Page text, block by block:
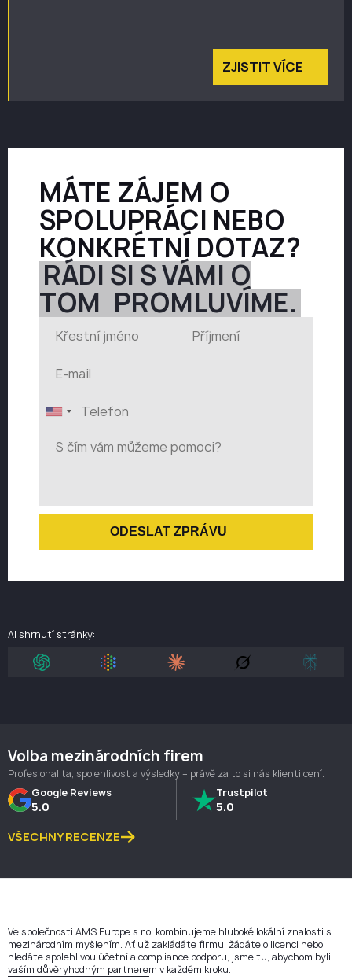
ZJISTIT VÍCE
MÁTE ZÁJEM O
SPOLUPRÁCI NEBO
KONKRÉTNÍ DOTAZ?
RÁDI SI S VÁMI O
TOM PROMLUVÍME.
ODESLAT ZPRÁVU
AI shrnutí stránky:
Volba mezinárodních firem
Profesionalita, spolehlivost a výsledky – právě za to si nás klienti cení.
Google Reviews
5.0
Trustpilot
5.0
VŠECHNY RECENZE
Ve společnosti AMS Europe s.r.o. kombinujeme hluboké lokální znalosti s
mezinárodním myšlením. Ať už zakládáte firmu, žádáte o licenci nebo
hledáte spolehlivou účetní a compliance podporu, jsme tu, abychom byli
vaším důvěryhodným partnerem v každém kroku.